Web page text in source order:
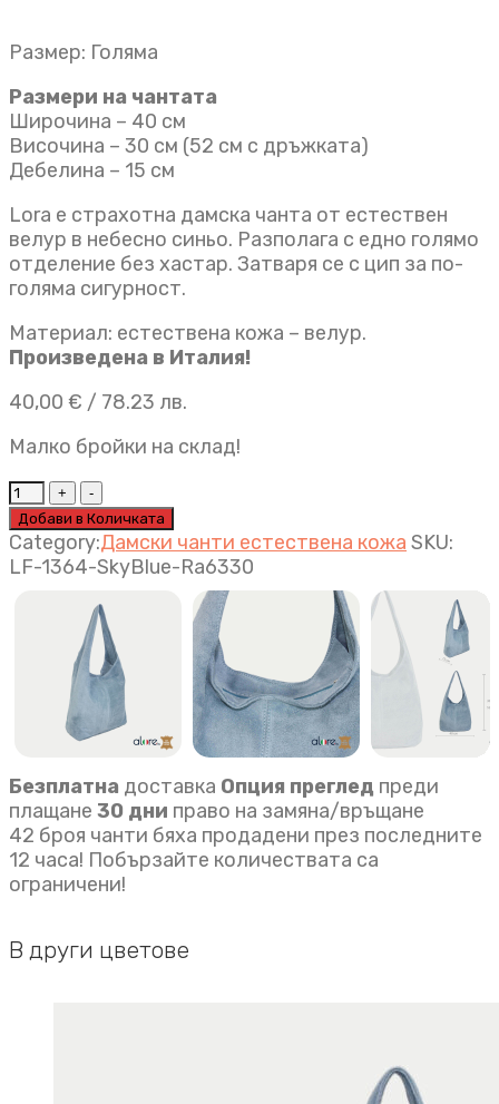
Размер: Голяма
Размери на чантата
Широчина – 40 см
Височина – 30 см (52 см с дръжката)
Дебелина – 15 см
Lora е страхотна дамска чанта от естествен
велур в небесно синьо. Разполага с едно голямо
отделение без хастар. Затваря се с цип за по-
голяма сигурност.
Материал: естествена кожа – велур.
Произведена в Италия!
40,00 € / 78.23 лв.
Малко бройки на склад!
Дамска
чанта
Lora
небесно
Добави в Количката
Category:Дамски чанти естествена кожа SKU:
LF-1364-SkyBlue-Ra6330
Безплатна доставка Опция преглед преди
плащане 30 дни право на замяна/връщане
42 броя чанти бяха продадени през последните
12 часа! Побързайте количествата са
ограничени!
В други цветове